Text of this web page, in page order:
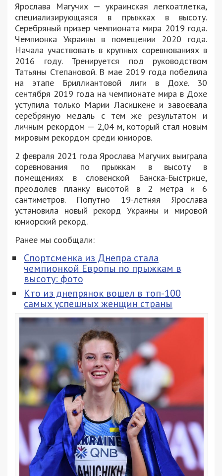
Ярослава Магучих — украинская легкоатлетка,
специализирующаяся в прыжках в высоту.
Серебряный призер чемпионата мира 2019 года.
Чемпионка Украины в помещении 2020 года.
Начала участвовать в крупных соревнованиях в
2016 году. Тренируется под руководством
Татьяны Степановой. В мае 2019 года победила
на этапе Бриллиантовой лиги в Дохе. 30
сентября 2019 года на чемпионате мира в Дохе
уступила только Марии Ласицкене и завоевала
серебряную медаль с тем же результатом и
личным рекордом — 2,04 м, который стал новым
мировым рекордом среди юниоров.
2 февраля 2021 года Ярослава Магучих выиграла
соревнования по прыжкам в высоту в
помещениях в словенской Банска-Быстрице,
преодолев планку высотой в 2 метра и 6
сантиметров. Попутно 19-летняя Ярослава
установила новый рекорд Украины и мировой
юниорский рекорд.
Ранее мы сообщали:
Спортсменка из Днепра стала
чемпионкой Европы по прыжкам в
высоту: фото
Кто из днепрянок вошел в топ-100
самых успешных женщин страны